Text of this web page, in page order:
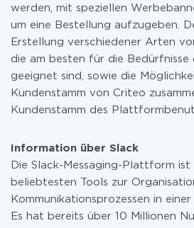
werden, mit speziellen
um eine Bestellung aufzugeben.
Erstellung verschiedener Arten
die am besten für die Bedürfnisse
geeignet sind, sowie die
Kundenstamm von Criteo
Kundenstamm des
Information über Slack
Die Slack-Messaging-Plattform ist
beliebtesten Tools zur
Kommunikationsprozessen in
Es hat bereits über 10 Millionen